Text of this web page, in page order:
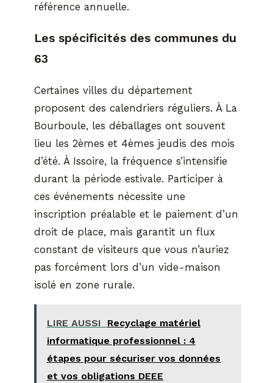
référence annuelle.
Les spécificités des communes du
63
Certaines villes du département
proposent des calendriers réguliers. À La
Bourboule, les déballages ont souvent
lieu les 2èmes et 4èmes jeudis des mois
d’été. À Issoire, la fréquence s’intensifie
durant la période estivale. Participer à
ces événements nécessite une
inscription préalable et le paiement d’un
droit de place, mais garantit un flux
constant de visiteurs que vous n’auriez
pas forcément lors d’un vide-maison
isolé en zone rurale.
LIRE AUSSI
Recyclage matériel
informatique professionnel : 4
étapes pour sécuriser vos données
et vos obligations DEEE